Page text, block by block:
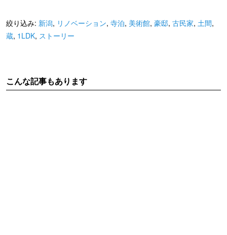
絞り込み: 新潟, リノベーション, 寺泊, 美術館, 豪邸, 古民家, 土間,
蔵, 1LDK, ストーリー
こんな記事もあります